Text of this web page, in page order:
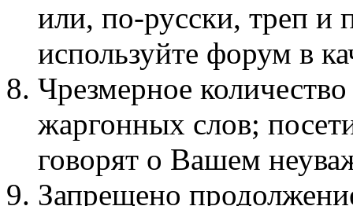
или, по-русски, треп
используйте форум в
Чpезмеpное
жаргонных слов;
говорят о Вашем
Запрещено